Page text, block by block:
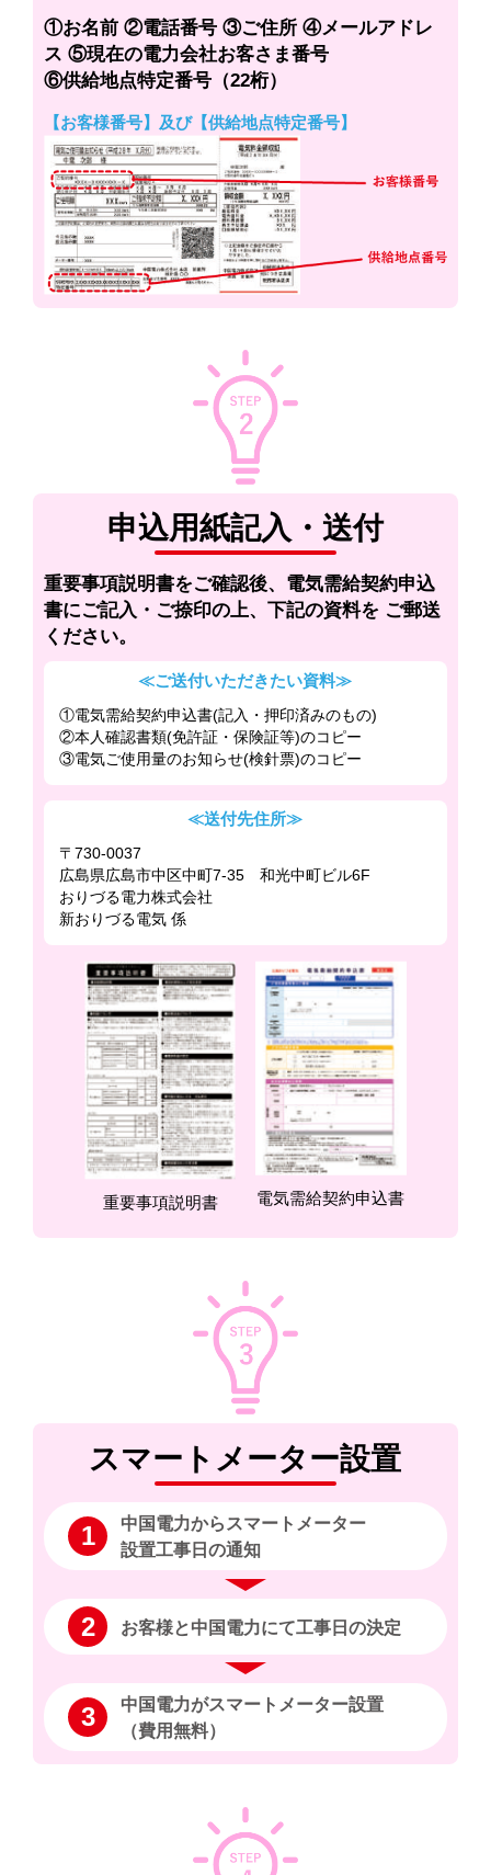
①お名前 ②電話番号 ③ご住所 ④メールアドレ
ス ⑤現在の電力会社お客さま番号
⑥供給地点特定番号（22桁）
【お客様番号】及び【供給地点特定番号】
申込用紙記入・送付
重要事項説明書をご確認後、電気需給契約申込
書にご記入・ご捺印の上、下記の資料を ご郵送
ください。
≪ご送付いただきたい資料≫
①電気需給契約申込書(記入・押印済みのもの)
②本人確認書類(免許証・保険証等)のコピー
③電気ご使用量のお知らせ(検針票)のコピー
≪送付先住所≫
〒730-0037
広島県広島市中区中町7-35 和光中町ビル6F
おりづる電力株式会社
新おりづる電気 係
重要事項説明書 電気需給契約申込書
スマートメーター設置
1
中国電力からスマートメーター
設置工事日の通知
2 お客様と中国電力にて工事日の決定
3
中国電力がスマートメーター設置
（費用無料）